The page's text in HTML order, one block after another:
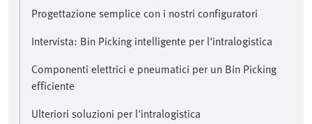
Progettazione semplice con i nostri configuratori
Intervista: Bin Picking intelligente per l'intralogistica
Componenti elettrici e pneumatici per un Bin Picking
efficiente
Ulteriori soluzioni per l'intralogistica